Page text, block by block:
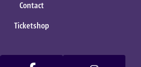
Contact
Ticketshop